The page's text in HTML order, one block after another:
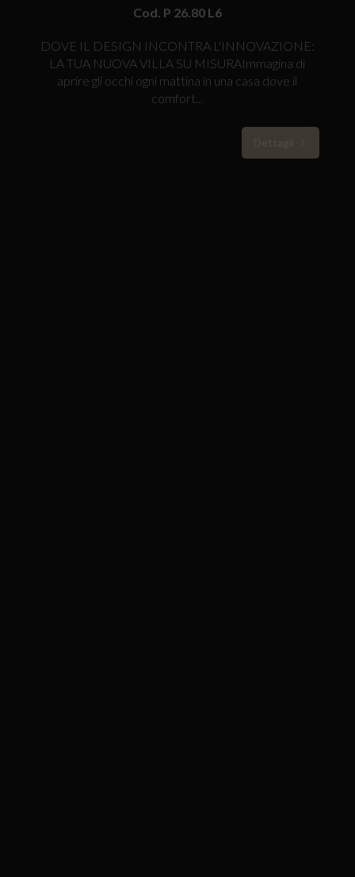
Cod. P 26.80 L6
DOVE IL DESIGN INCONTRA L'INNOVAZIONE:
LA TUA NUOVA VILLA SU MISURAImmagina di
aprire gli occhi ogni mattina in una casa dove il
comfort...
Dettagli